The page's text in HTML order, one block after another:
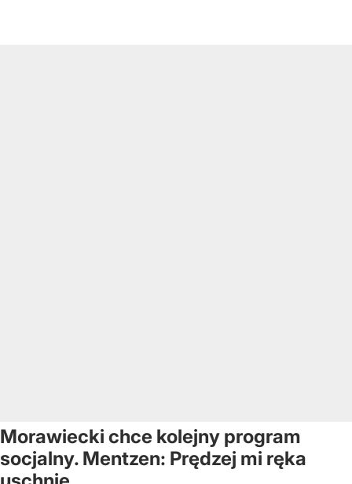
Morawiecki chce kolejny program
socjalny. Mentzen: Prędzej mi ręka